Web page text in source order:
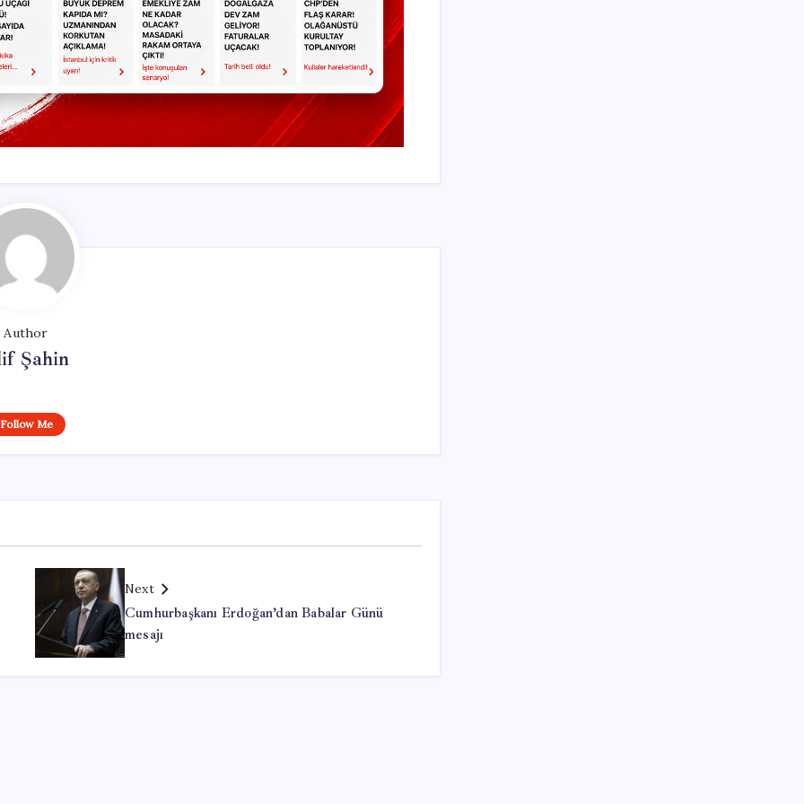
Author
Şahin
Follow Me
Next
Cumhurbaşkanı Erdoğan’dan Babalar Günü
mesajı